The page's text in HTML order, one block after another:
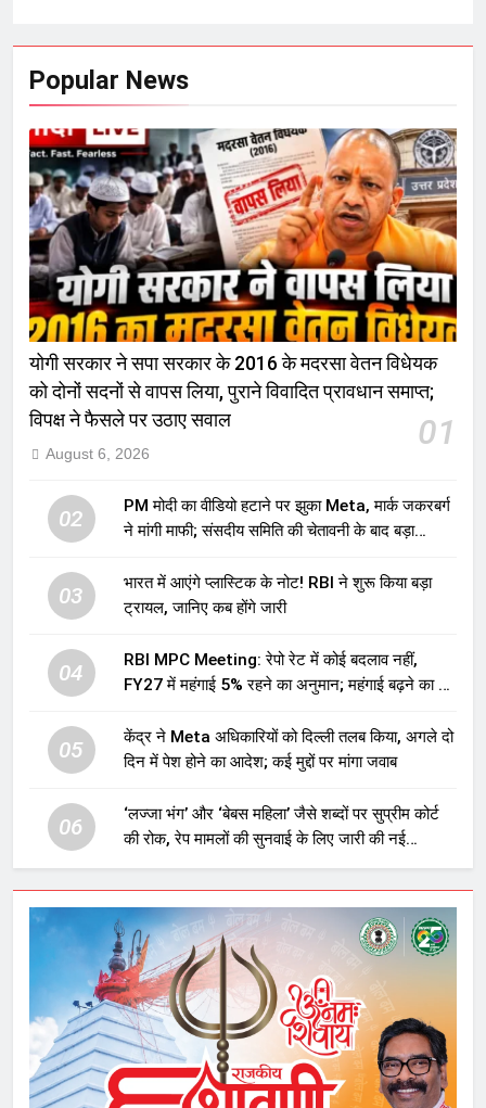
Popular News
योगी सरकार ने सपा सरकार के 2016 के मदरसा वेतन विधेयक
को दोनों सदनों से वापस लिया, पुराने विवादित प्रावधान समाप्त;
विपक्ष ने फैसले पर उठाए सवाल
01
August 6, 2026
02
PM मोदी का वीडियो हटाने पर झुका Meta, मार्क जकरबर्ग
ने मांगी माफी; संसदीय समिति की चेतावनी के बाद बड़ा
03
भारत में आएंगे प्लास्टिक के नोट! RBI ने शुरू किया बड़ा
ट्रायल, जानिए कब होंगे जारी
04
RBI MPC Meeting: रेपो रेट में कोई बदलाव नहीं,
FY27 में महंगाई 5% रहने का अनुमान; महंगाई बढ़ने का भी
05
केंद्र ने Meta अधिकारियों को दिल्ली तलब किया, अगले दो
दिन में पेश होने का आदेश; कई मुद्दों पर मांगा जवाब
06
‘लज्जा भंग’ और ‘बेबस महिला’ जैसे शब्दों पर सुप्रीम कोर्ट
की रोक, रेप मामलों की सुनवाई के लिए जारी की नई
गाइडलाइंस